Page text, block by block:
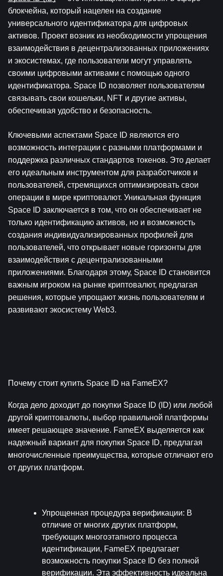
блокчейна, который нацелен на создание
универсального идентификатора для цифровых
активов. Проект возник из необходимости упрощения
взаимодействия в децентрализованных приложениях
и экосистемах, где пользователи могут управлять
своими цифровыми активами с помощью одного
идентификатора. Space ID позволяет пользователям
связывать свои кошельки, NFT и другие активы,
обеспечивая удобство и безопасность.
Ключевыми аспектами Space ID являются его
возможность интеграции с разными платформами и
поддержка различных стандартов токенов. Это делает
его идеальным инструментом для разработчиков и
пользователей, стремящихся оптимизировать свои
операции в мире криптовалют. Уникальная функция
Space ID заключается в том, что он обеспечивает не
только идентификацию активов, но и возможность
создания индивидуализированных профилей для
пользователей, что открывает новые горизонты для
взаимодействия с децентрализованными
приложениями. Благодаря этому, Space ID становится
важным игроком на рынке криптовалют, предлагая
решения, которые упрощают жизнь пользователям и
развивают экосистему Web3.
Почему стоит купить Space ID на FameEX?
Когда дело доходит до покупки Space ID (ID) или любой
другой криптовалюты, выбор правильной платформы
имеет решающее значение. FameEX выделяется как
надежный вариант для покупки Space ID, предлагая
многочисленные преимущества, которые отличают его
от других платформ.
Упрощенная процедура верификации: В
отличие от многих других платформ,
требующих многоэтапного процесса
идентификации, FameEX предлагает
возможность покупки Space ID без полной
верификации. Эта эффективность идеальна